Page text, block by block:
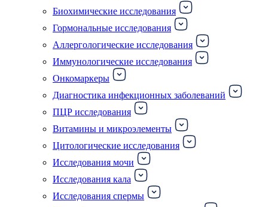
Биохимические исследования
Гормональные исследования
Аллергологические исследования
Иммунологические исследования
Онкомаркеры
Диагностика инфекционных заболеваний
ПЦР исследования
Витамины и микроэлементы
Цитологические исследования
Исследования мочи
Исследования кала
Исследования спермы